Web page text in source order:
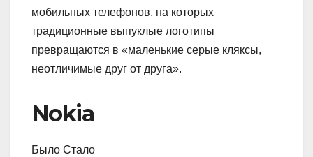
мобильных телефонов, на которых
традиционные выпуклые логотипы
превращаются в «маленькие серые кляксы,
неотличимые друг от друга».
Nokia
Было Стало